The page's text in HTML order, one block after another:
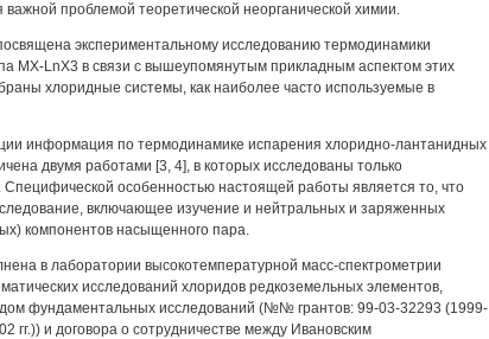
важной проблемой теоретической неорганической химии.
экспериментальному исследованию термодинамики
MX-LnX3 в связи с вышеупомянутым прикладным аспектом этих
хлоридные системы, как наиболее часто используемые в
информация по термодинамике испарения хлоридно-лантанидных
двумя работами [3, 4], в которых исследованы только
особенностью настоящей работы является то, что
включающее изучение и нейтральных и заряженных
компонентов насыщенного пара.
в лаборатории высокотемпературной масс-спектрометрии
исследований хлоридов редкоземельных элементов,
фундаментальных исследований (№№ грантов: 99-03-32293 (1999-
гг.)) и договора о сотрудничестве между Ивановским